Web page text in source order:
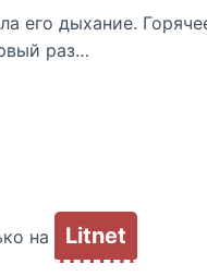
его дыхание.
раз…
на Litnet